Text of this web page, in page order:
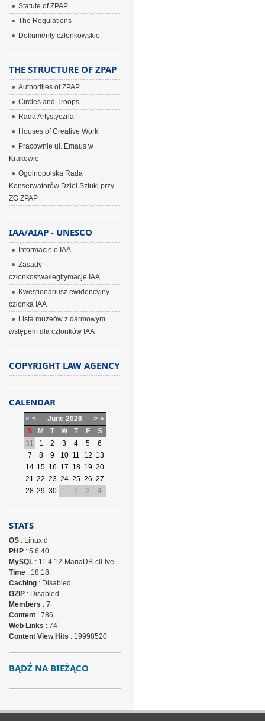
Statute of ZPAP
The Regulations
Dokumenty członkowskie
THE STRUCTURE OF ZPAP
Authorities of ZPAP
Circles and Troops
Rada Artystyczna
Houses of Creative Work
Pracownie ul. Emaus w
Krakowie
Ogólnopolska Rada
Konserwatorów Dzieł Sztuki przy
ZG ZPAP
IAA/AIAP - UNESCO
Informacje o IAA
Zasady
członkostwa/legitymacje IAA
Kwestionariusz ewidencyjny
członka IAA
Lista muzeów z darmowym
wstępem dla członków IAA
COPYRIGHT LAW AGENCY
CALENDAR
« < June 2026 > »
S
M T W T F
S
31
1 2 3 4 5
6
7
8 9 10 11 12 13
14 15 16 17 18 19 20
21 22 23 24 25 26 27
28 29 30 1 2 3 4
STATS
OS: Linux d
PHP: 5.6.40
MySQL: 11.4.12-MariaDB-cll-lve
Time: 18:18
Caching: Disabled
GZIP: Disabled
Members : 7
Content: 786
Web Links : 74
Content View Hits : 19998520
BĄDŹ NA BIEŻĄCO